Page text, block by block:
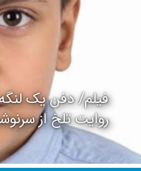
روایت تلخ از